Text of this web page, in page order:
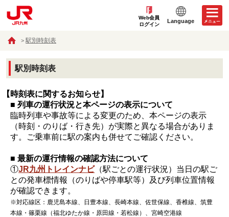
Web会員
ログイン
Language
駅別時刻表
駅別時刻表
【時刻表に関するお知らせ】
■ 列車の運行状況と本ページの表示について
臨時列車や事故等による変更のため、本ページの表示
（時刻・のりば・行き先）が実際と異なる場合がありま
す。ご乗車前に駅の案内も併せてご確認ください。
■ 最新の運行情報の確認方法について
①JR九州トレインナビ（駅ごとの運行状況）当日の駅ご
との発車標情報（のりばや停車駅等）及び列車位置情報
が確認できます。
※対応線区：鹿児島本線、日豊本線、長崎本線、佐世保線、香椎線、筑豊
本線・篠栗線（福北ゆたか線・原田線・若松線）、宮崎空港線